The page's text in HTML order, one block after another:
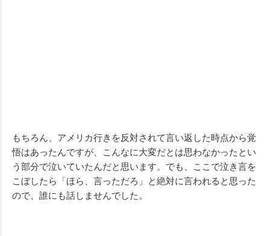
もちろん、アメリカ行きを反対されて言い返した時点から覚
悟はあったんですが、こんなに大変だとは思わなかったとい
う部分で泣いていたんだと思います。でも、ここで泣き言を
こぼしたら「ほら、言っただろ」と絶対に言われると思った
ので、誰にも話しませんでした。